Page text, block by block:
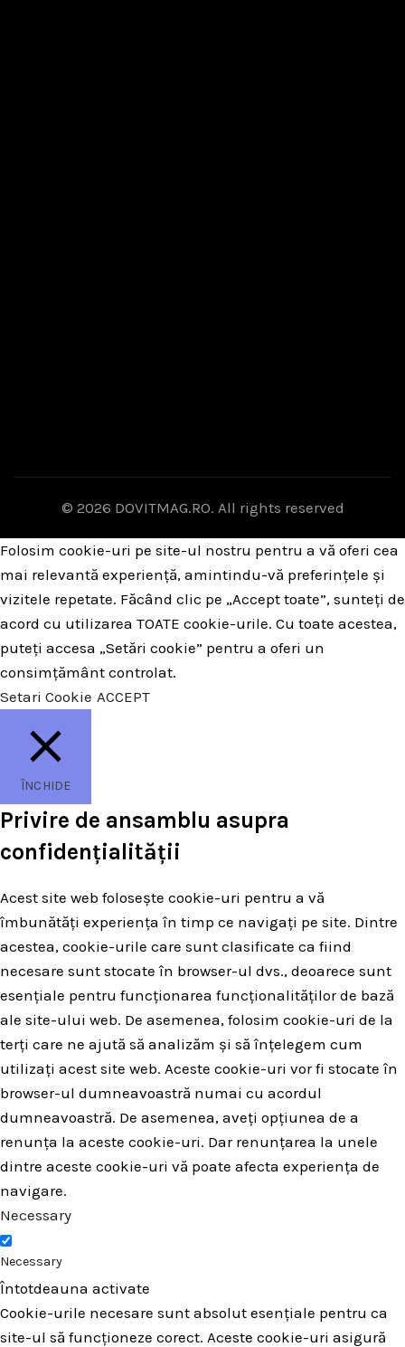
© 2026 DOVITMAG.RO. All rights reserved
Folosim cookie-uri pe site-ul nostru pentru a vă oferi cea
mai relevantă experiență, amintindu-vă preferințele și
vizitele repetate. Făcând clic pe „Accept toate”, sunteți de
acord cu utilizarea TOATE cookie-urile. Cu toate acestea,
puteți accesa „Setări cookie” pentru a oferi un
consimțământ controlat.
Setari Cookie ACCEPT
ÎNCHIDE
Privire de ansamblu asupra
confidențialității
Acest site web folosește cookie-uri pentru a vă
îmbunătăți experiența în timp ce navigați pe site. Dintre
acestea, cookie-urile care sunt clasificate ca fiind
necesare sunt stocate în browser-ul dvs., deoarece sunt
esențiale pentru funcționarea funcționalităților de bază
ale site-ului web. De asemenea, folosim cookie-uri de la
terți care ne ajută să analizăm și să înțelegem cum
utilizați acest site web. Aceste cookie-uri vor fi stocate în
browser-ul dumneavoastră numai cu acordul
dumneavoastră. De asemenea, aveți opțiunea de a
renunța la aceste cookie-uri. Dar renunțarea la unele
dintre aceste cookie-uri vă poate afecta experiența de
navigare.
Necessary
Necessary
Întotdeauna activate
Cookie-urile necesare sunt absolut esențiale pentru ca
site-ul să funcționeze corect. Aceste cookie-uri asigură